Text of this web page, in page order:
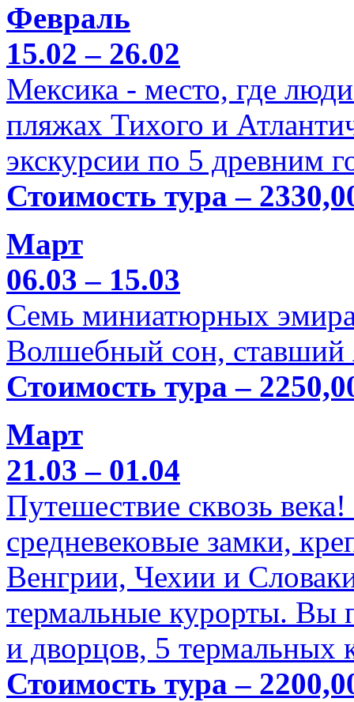
Февраль
15.02 – 26.02
Мексика - место, где
пляжах Тихого и
экскурсии по 5 древним
Стоимость тура –
Март
06.03 – 15.03
Семь миниатюрных
Волшебный сон, ставший
Стоимость тура –
Март
21.03 – 01.04
Путешествие сквозь
средневековые замки,
Венгрии, Чехии и
термальные курорты. Вы
и дворцов, 5 термальных
Стоимость тура –